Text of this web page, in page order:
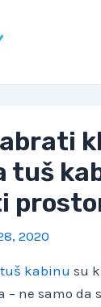
tuš
2020
kabinu su
– ne samo da